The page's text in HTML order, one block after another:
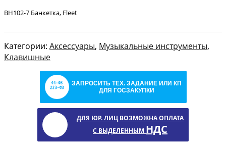
BH102-7 Банкетка, Fleet
Категории: Аксессуары, Музыкальные инструменты,
Клавишные
ЗАПРОСИТЬ ТЕХ. ЗАДАНИЕ ИЛИ КП
ДЛЯ ГОСЗАКУПКИ
ДЛЯ ЮР. ЛИЦ ВОЗМОЖНА ОПЛАТА
С ВЫДЕЛЕННЫМ НДС